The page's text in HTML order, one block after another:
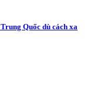
Quốc dù cách xa